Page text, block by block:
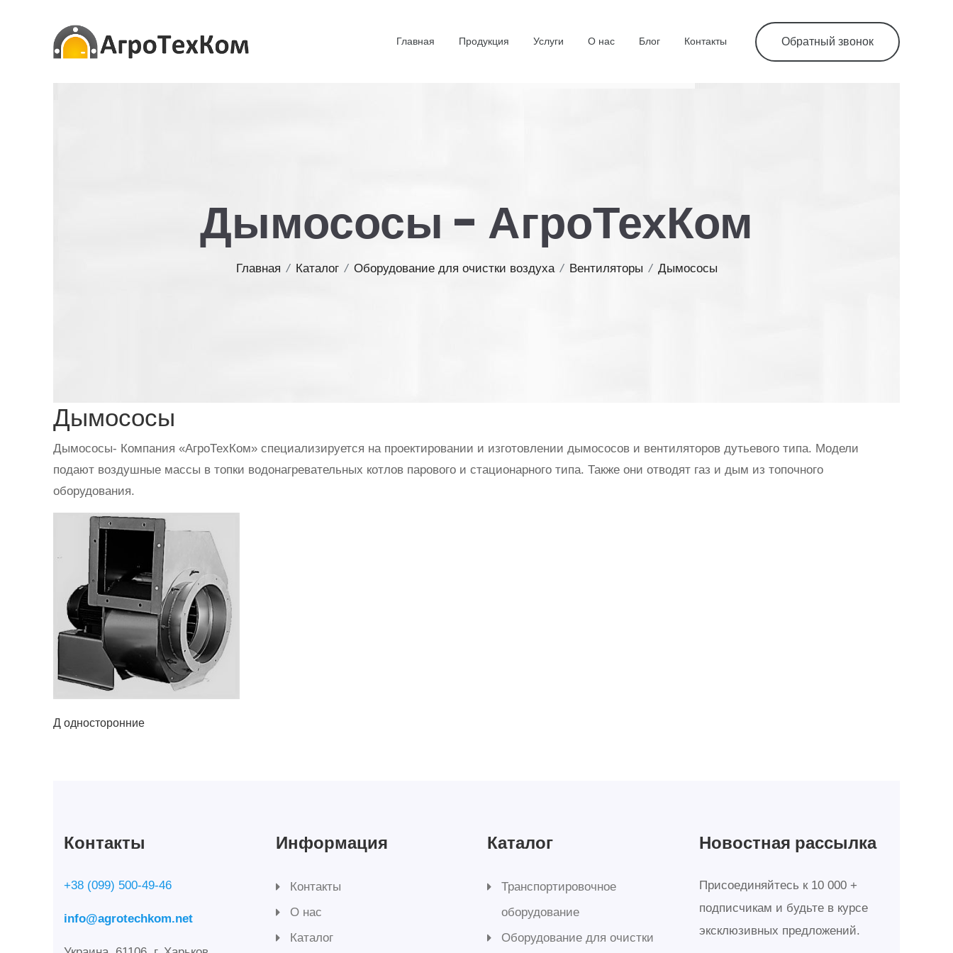
Обратный звонок
Главная Продукция Услуги О нас Блог Контакты
Дымососы - АгроТехКом
Главная / Каталог / Оборудование для очистки воздуха / Вентиляторы / Дымососы
Дымососы
Дымососы- Компания «АгроТехКом» специализируется на проектировании и изготовлении дымососов и вентиляторов дутьевого типа. Модели
подают воздушные массы в топки водонагревательных котлов парового и стационарного типа. Также они отводят газ и дым из топочного
оборудования.
Д односторонние
Контакты
+38 (099) 500-49-46
info@agrotechkom.net
Информация
Контакты
О нас
Каталог
Каталог
Транспортировочное
оборудование
Оборудование для очистки
Новостная рассылка
Присоединяйтесь к 10 000 +
подписчикам и будьте в курсе
эксклюзивных предложений.